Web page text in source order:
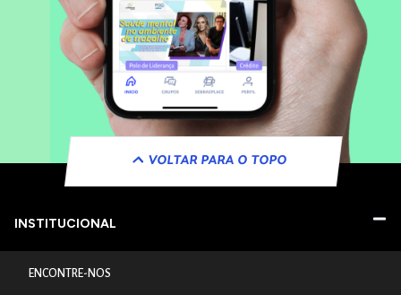
VOLTAR PARA O TOPO
INSTITUCIONAL
ENCONTRE-NOS